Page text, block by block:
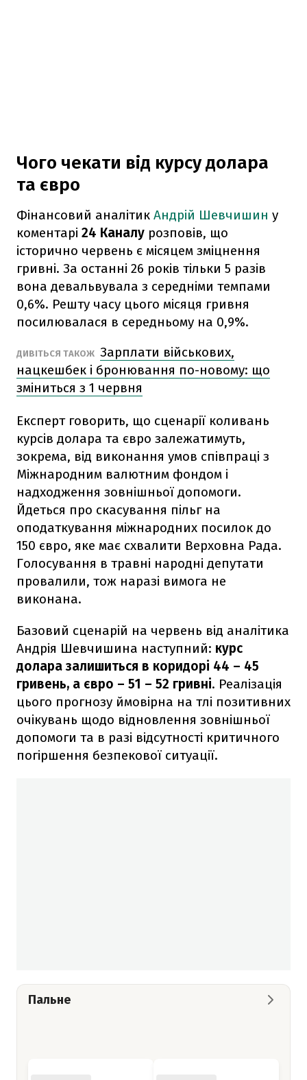
Чого чекати від курсу долара
та євро
Фінансовий аналітик Андрій Шевчишин у
коментарі 24 Каналу розповів, що
історично червень є місяцем зміцнення
гривні. За останні 26 років тільки 5 разів
вона девальвувала з середніми темпами
0,6%. Решту часу цього місяця гривня
посилювалася в середньому на 0,9%.
ДИВІТЬСЯ ТАКОЖ Зарплати військових,
нацкешбек і бронювання по-новому: що
зміниться з 1 червня
Експерт говорить, що сценарії коливань
курсів долара та євро залежатимуть,
зокрема, від виконання умов співпраці з
Міжнародним валютним фондом і
надходження зовнішньої допомоги.
Йдеться про скасування пільг на
оподаткування міжнародних посилок до
150 євро, яке має схвалити Верховна Рада.
Голосування в травні народні депутати
провалили, тож наразі вимога не
виконана.
Базовий сценарій на червень від аналітика
Андрія Шевчишина наступний: курс
долара залишиться в коридорі 44 – 45
гривень, а євро – 51 – 52 гривні. Реалізація
цього прогнозу ймовірна на тлі позитивних
очікувань щодо відновлення зовнішньої
допомоги та в разі відсутності критичного
погіршення безпекової ситуації.
Пальне